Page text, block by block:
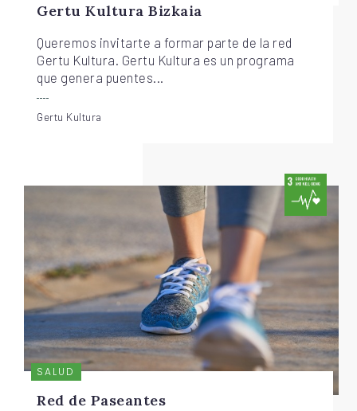
Gertu Kultura Bizkaia
Queremos invitarte a formar parte de la red
Gertu Kultura. Gertu Kultura es un programa
que genera puentes...
Gertu Kultura
SALUD
Red de Paseantes